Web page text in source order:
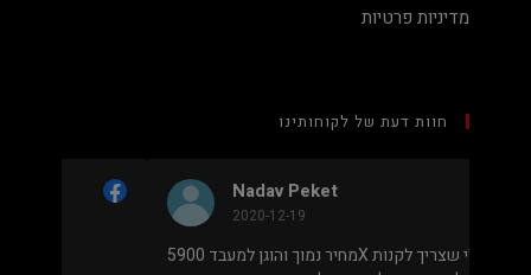
מדיניות פרטיות
חוות דעת של לקוחותינו
Nadav Peket
2020-12-19